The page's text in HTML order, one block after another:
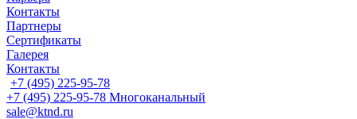
Контакты
Партнеры
Сертификаты
Галерея
Контакты
+7 (495) 225-95-78
+7 (495) 225-95-78 Многоканальный
sale@ktnd.ru